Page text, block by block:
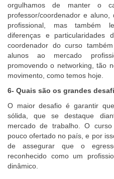
orgulhamos de manter o
professor/coordenador e
profissional, mas também
diferenças e particularidades
coordenador do curso
alunos ao mercado
promovendo o networking, tão
movimento, como temos hoje.
6- Quais são os grandes
O maior desafio é garantir
sólida, que se destaque
mercado de trabalho. O
pouco ofertado no país, e por
de assegurar que o
reconhecido como um
dinâmico.